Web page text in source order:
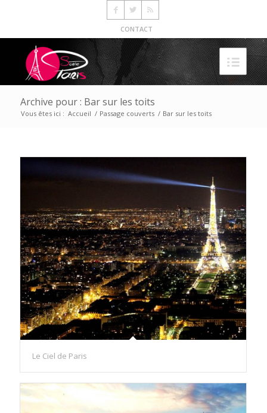
CONTACT
Archive pour : Bar sur les toits
Vous êtes ici : Accueil / Passage couverts / Bar sur les toits
Le Ciel de Paris